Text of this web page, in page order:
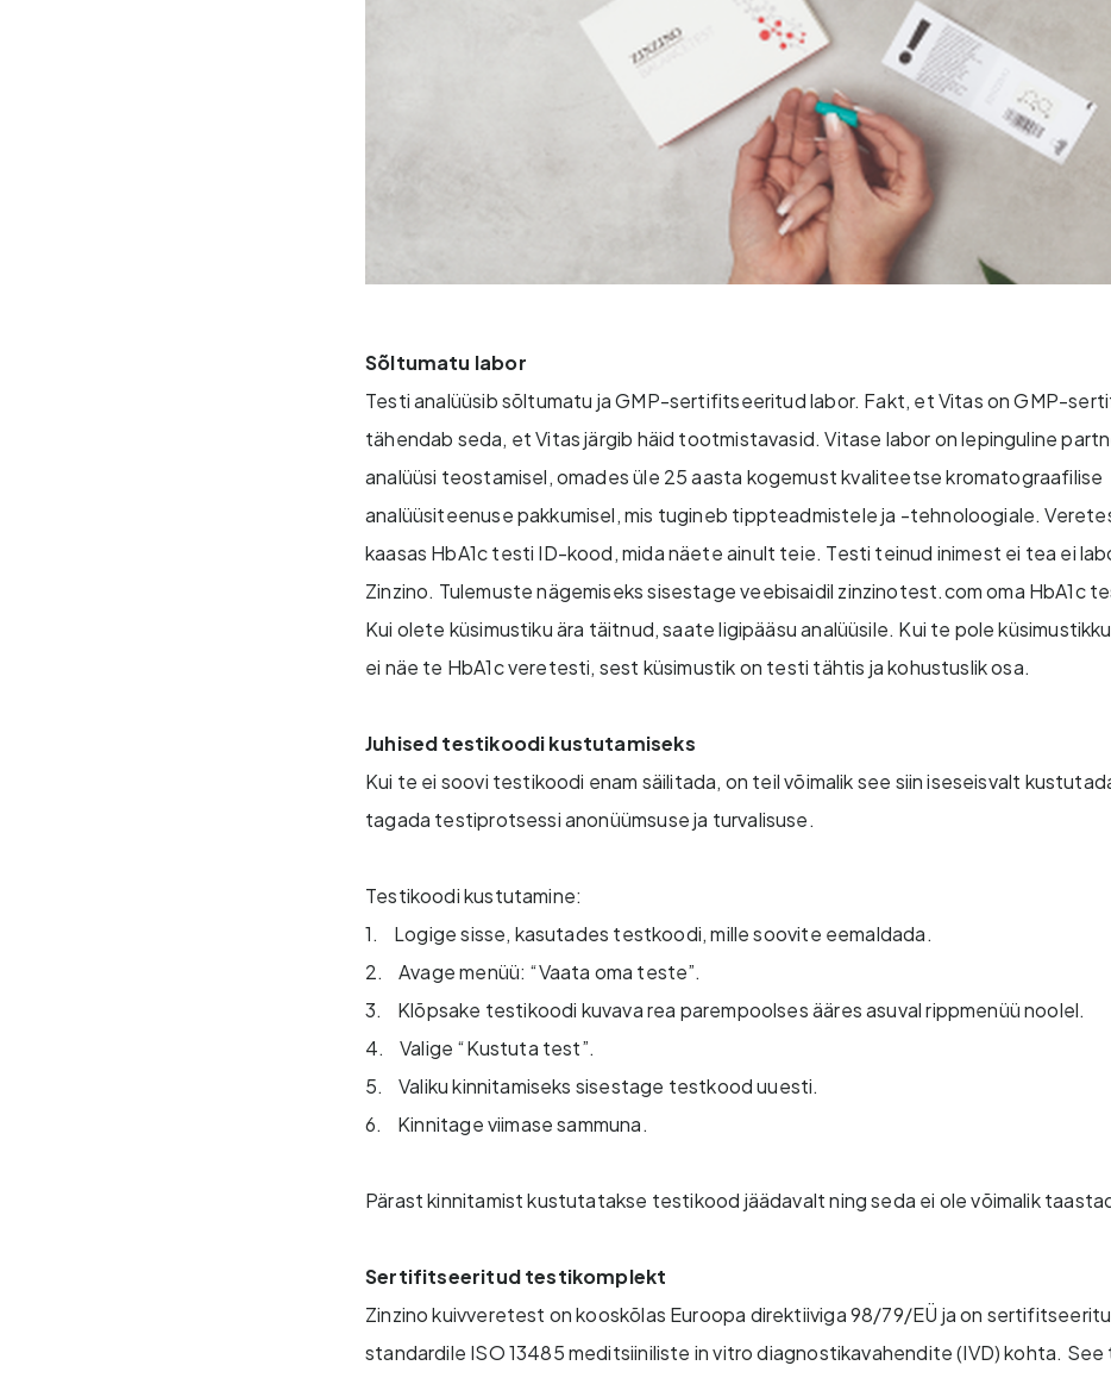
Sõltumatu labor
Testi analüüsib sõltumatu ja GMP-sertifitseeritud labor. Fakt, et Vitas on GMP-
tähendab seda, et Vitas järgib häid tootmistavasid. Vitase labor on lepinguline
analüüsi teostamisel, omades üle 25 aasta kogemust kvaliteetse kromatograafilise
analüüsiteenuse pakkumisel, mis tugineb tippteadmistele ja -tehnoloogiale.
kaasas HbA1c testi ID-kood, mida näete ainult teie. Testi teinud inimest ei tea ei
Zinzino. Tulemuste nägemiseks sisestage veebisaidil zinzinotest.com oma HbA1c
Kui olete küsimustiku ära täitnud, saate ligipääsu analüüsile. Kui te pole
ei näe te HbA1c veretesti, sest küsimustik on testi tähtis ja kohustuslik osa.
Juhised testikoodi kustutamiseks
Kui te ei soovi testikoodi enam säilitada, on teil võimalik see siin iseseisvalt
tagada testiprotsessi anonüümsuse ja turvalisuse.
Testikoodi kustutamine:
1. Logige sisse, kasutades testkoodi, mille soovite eemaldada.
2. Avage menüü: “Vaata oma teste”.
3. Klõpsake testikoodi kuvava rea parempoolses ääres asuval rippmenüü noolel.
4. Valige “Kustuta test”.
5. Valiku kinnitamiseks sisestage testkood uuesti.
6. Kinnitage viimase sammuna.
Pärast kinnitamist kustutatakse testikood jäädavalt ning seda ei ole võimalik
Sertifitseeritud testikomplekt
Zinzino kuivveretest on kooskõlas Euroopa direktiiviga 98/79/EÜ ja on
standardile ISO 13485 meditsiiniliste in vitro diagnostikavahendite (IVD) kohta.